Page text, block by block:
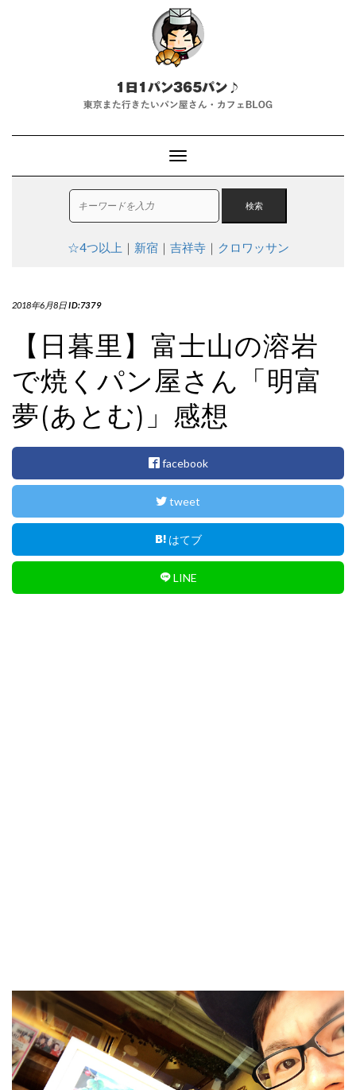
T
o
g
l
N
t
o
n
☆4つ以上 ｜ 新宿 ｜ 吉祥寺｜ クロワッサン
2018年6月8日ID:7379
【日暮里】富士山の溶岩
で焼くパン屋さん「明富
夢(あとむ)」感想
facebook
tweet
はてブ
LINE